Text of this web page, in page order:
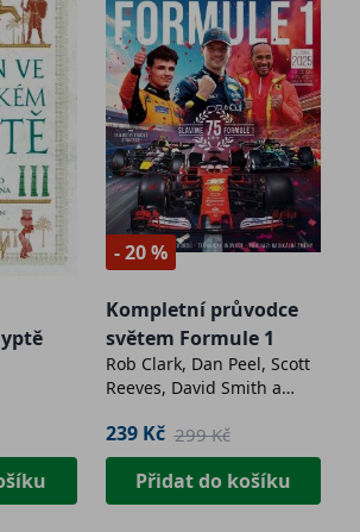
- 20 %
Kompletní průvodce
světem Formule 1
Rob Clark, Dan Peel, Scott
Reeves, David Smith a
239 Kč 299 Kč
Přidat do košíku